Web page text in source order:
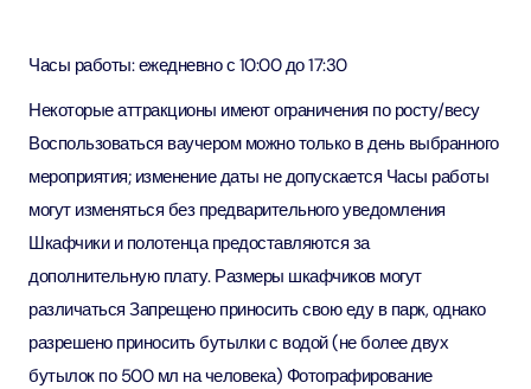
Часы работы: ежедневно с 10:00 до 17:30
Некоторые аттракционы имеют ограничения по росту/весу
Воспользоваться ваучером можно только в день выбранного
мероприятия; изменение даты не допускается Часы работы
могут изменяться без предварительного уведомления
Шкафчики и полотенца предоставляются за
дополнительную плату. Размеры шкафчиков могут
различаться Запрещено приносить свою еду в парк, однако
разрешено приносить бутылки с водой (не более двух
бутылок по 500 мл на человека) Фотографирование